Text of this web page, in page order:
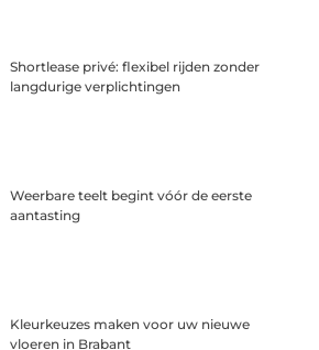
Shortlease privé: flexibel rijden zonder
langdurige verplichtingen
Weerbare teelt begint vóór de eerste
aantasting
Kleurkeuzes maken voor uw nieuwe
vloeren in Brabant